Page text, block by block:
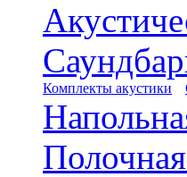
Комплекты акустики